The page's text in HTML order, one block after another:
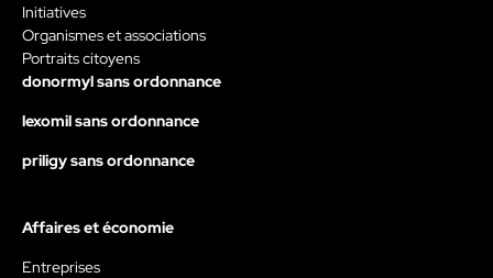
Initiatives
Organismes et associations
Portraits citoyens
donormyl sans ordonnance
lexomil sans ordonnance
priligy sans ordonnance
Affaires et économie
Entreprises